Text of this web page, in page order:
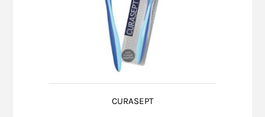
CURASEPT